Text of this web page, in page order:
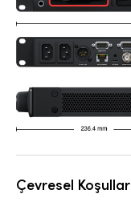
Çevresel Koşullar